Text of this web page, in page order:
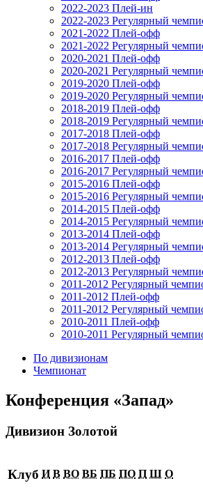
2022-2023 Плей-ин
2022-2023 Регулярный
2021-2022 Плей-офф
2021-2022 Регулярный
2020-2021 Плей-офф
2020-2021 Регулярный
2019-2020 Плей-офф
2019-2020 Регулярный
2018-2019 Плей-офф
2018-2019 Регулярный
2017-2018 Плей-офф
2017-2018 Регулярный
2016-2017 Плей-офф
2016-2017 Регулярный
2015-2016 Плей-офф
2015-2016 Регулярный
2014-2015 Плей-офф
2014-2015 Регулярный
2013-2014 Плей-офф
2013-2014 Регулярный
2012-2013 Плей-офф
2012-2013 Регулярный
2011-2012 Регулярный
2011-2012 Плей-офф
2011-2012 Регулярный
2010-2011 Плей-офф
2010-2011 Регулярный
По дивизионам
Чемпионат
Конференция «Запад»
Дивизион Золотой
Клуб И В ВО ВБ ПБ ПО П Ш О